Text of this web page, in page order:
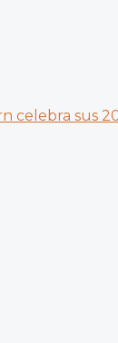
celebra sus